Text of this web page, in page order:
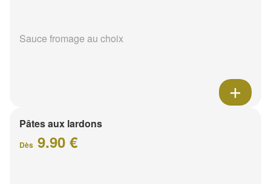
Sauce fromage au choix
Pâtes aux lardons
Dès 9.90 €